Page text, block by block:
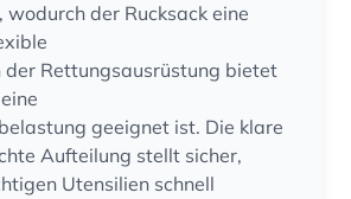
wodurch der Rucksack eine
der Rettungsausrüstung bietet
geeignet ist. Die klare
Aufteilung stellt sicher,
Utensilien schnell